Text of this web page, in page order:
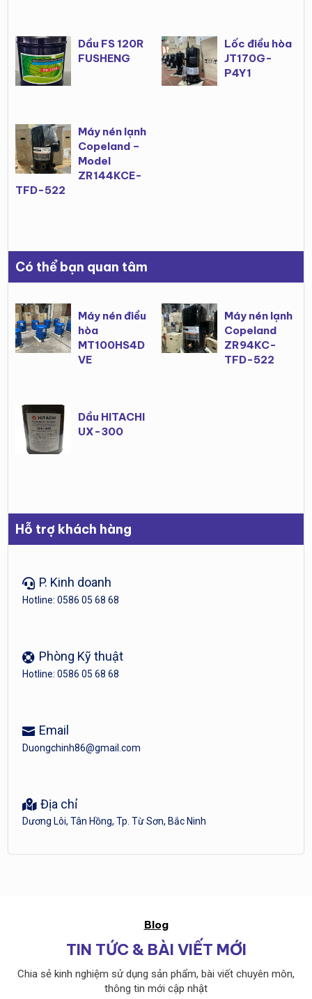
Dầu FS 120R
FUSHENG
Lốc điều hòa
JT170G-
P4Y1
Máy nén lạnh
Copeland –
Model
ZR144KCE-
TFD-522
Có thể bạn quan tâm
Máy nén điều
hòa
MT100HS4D
VE
Máy nén lạnh
Copeland
ZR94KC-
TFD-522
Dầu HITACHI
UX-300
Hỗ trợ khách hàng
P. Kinh doanh
Hotline: 0586 05 68 68
Phòng Kỹ thuật
Hotline: 0586 05 68 68
Email
Duongchinh86@gmail.com
Địa chỉ
Dương Lôi, Tân Hồng, Tp. Từ Sơn, Bắc Ninh
Blog
TIN TỨC & BÀI VIẾT MỚI
Chia sẻ kinh nghiệm sử dụng sản phẩm, bài viết chuyên môn,
thông tin mới cập nhật